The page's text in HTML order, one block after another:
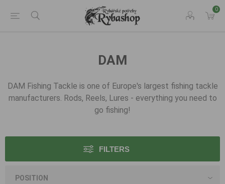
0
DAM
DAM Fishing Tackle is one of Europe's largest fishing tackle
manufacturers. Rods, Reels, Lures - everything you need to
go fishing!
FILTERS